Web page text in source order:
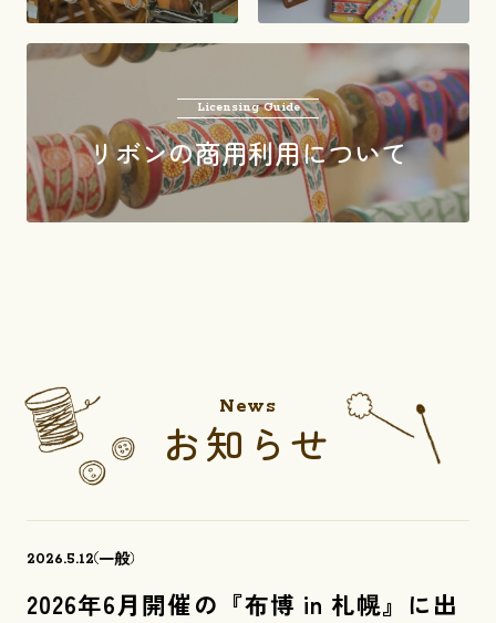
Licensing Guide
リボンの商用利用について
News
お知らせ
2026.5.12 一般
2026年6月開催の『布博 in 札幌』に出